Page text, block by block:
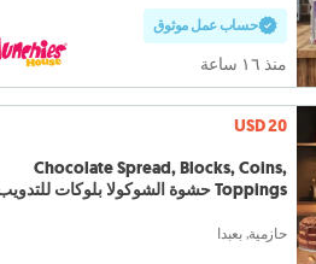
حساب عمل موثوق
منذ ١٦ ساعة
USD 20
Chocolate Spread, Blocks, Coins,
Toppings حشوة الشوكولا بلوكات للتدويب
حازمية, بعبدا